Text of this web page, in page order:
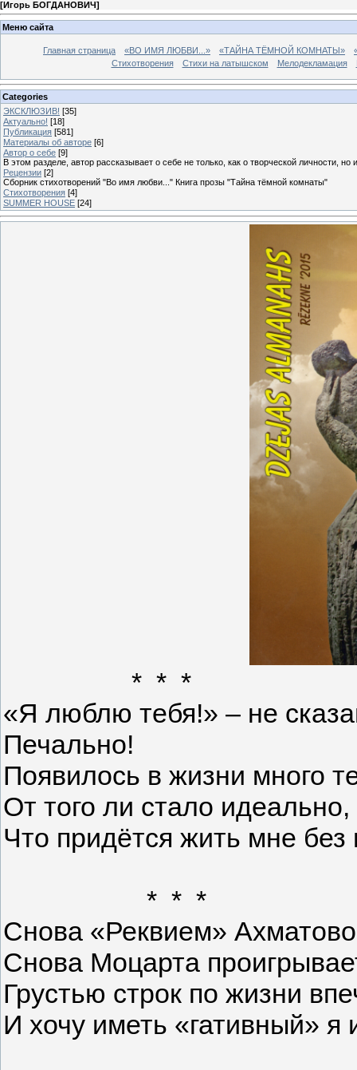
[Игорь БОГДАНОВИЧ]
Меню сайта
Главная страница «ВО ИМЯ ЛЮБВИ...» «ТАЙНА ТЁМНОЙ КОМНАТЫ»
Стихотворения
Стихи на латышском Мелодекламация
Categories
ЭКСКЛЮЗИВ! [35]
Актуально! [18]
Публикация [581]
Материалы об авторе [6]
Автор о себе [9]
В этом разделе, автор рассказывает о себе не только, как о творческой личности,
Рецензии [2]
Сборник стихотворений "Во имя любви..." Книга прозы "Тайна тёмной комнаты"
Стихотворения [4]
SUMMER HOUSE [24]
* * *
«Я люблю тебя!» – не
Печально!
Появилось в жизни много
От того ли стало идеально,
Что придётся жить мне
* * *
Снова «Реквием»
Снова Моцарта
Грустью строк по жизни
И хочу иметь «гативный» я